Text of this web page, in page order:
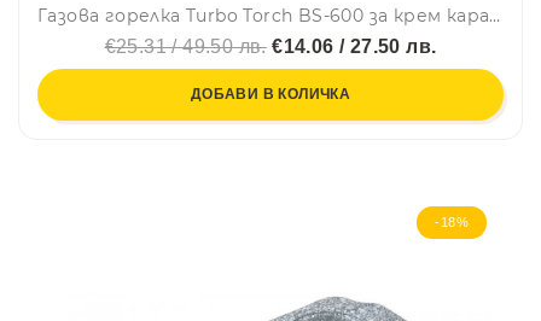
Газова горелка Turbo Torch BS-600 за крем карамел и др.
€25.31 / 49.50 лв.€14.06 / 27.50 лв.
ДОБАВИ В КОЛИЧКА
-18%